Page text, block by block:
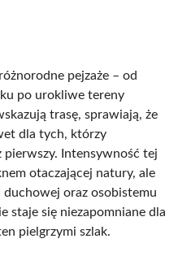
pejzaże – od
po urokliwe tereny
trasę, sprawiają, że
dla tych, którzy
Intensywność tej
otaczającej natury, ale
duchowej oraz osobistemu
staje się niezapomniane dla
pielgrzymi szlak.